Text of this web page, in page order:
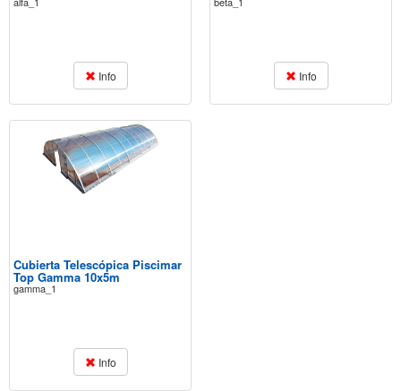
Info Info
Cubierta Telescópica Piscimar
Top Gamma 10x5m
gamma_1
Info